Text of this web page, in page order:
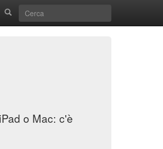
o Mac: c'è